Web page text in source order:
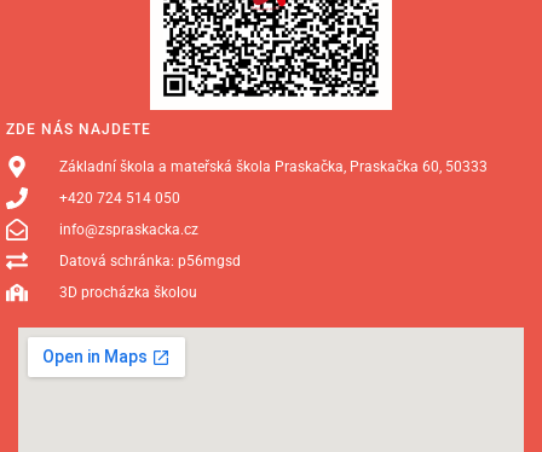
ZDE NÁS NAJDETE
Základní škola a mateřská škola Praskačka, Praskačka 60, 50333
+420 724 514 050
info@zspraskacka.cz
Datová schránka: p56mgsd
3D procházka školou